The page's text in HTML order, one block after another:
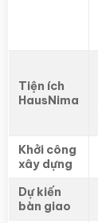
Tiện ích
HausNima
Khởi công
xây dựng
Dự kiến
bàn giao